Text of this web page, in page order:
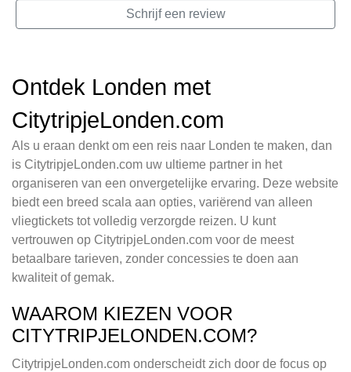
Schrijf een review
Ontdek Londen met
CitytripjeLonden.com
Als u eraan denkt om een reis naar Londen te maken, dan
is CitytripjeLonden.com uw ultieme partner in het
organiseren van een onvergetelijke ervaring. Deze website
biedt een breed scala aan opties, variërend van alleen
vliegtickets tot volledig verzorgde reizen. U kunt
vertrouwen op CitytripjeLonden.com voor de meest
betaalbare tarieven, zonder concessies te doen aan
kwaliteit of gemak.
WAAROM KIEZEN VOOR
CITYTRIPJELONDEN.COM?
CitytripjeLonden.com onderscheidt zich door de focus op